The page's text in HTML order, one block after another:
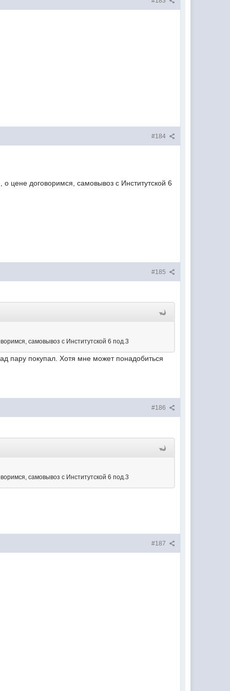
#184
цене договоримся, самовывоз с Институтской 6
#185
самовывоз с Институтской 6 под.3
пару покупал. Хотя мне может понадобиться
#186
самовывоз с Институтской 6 под.3
#187